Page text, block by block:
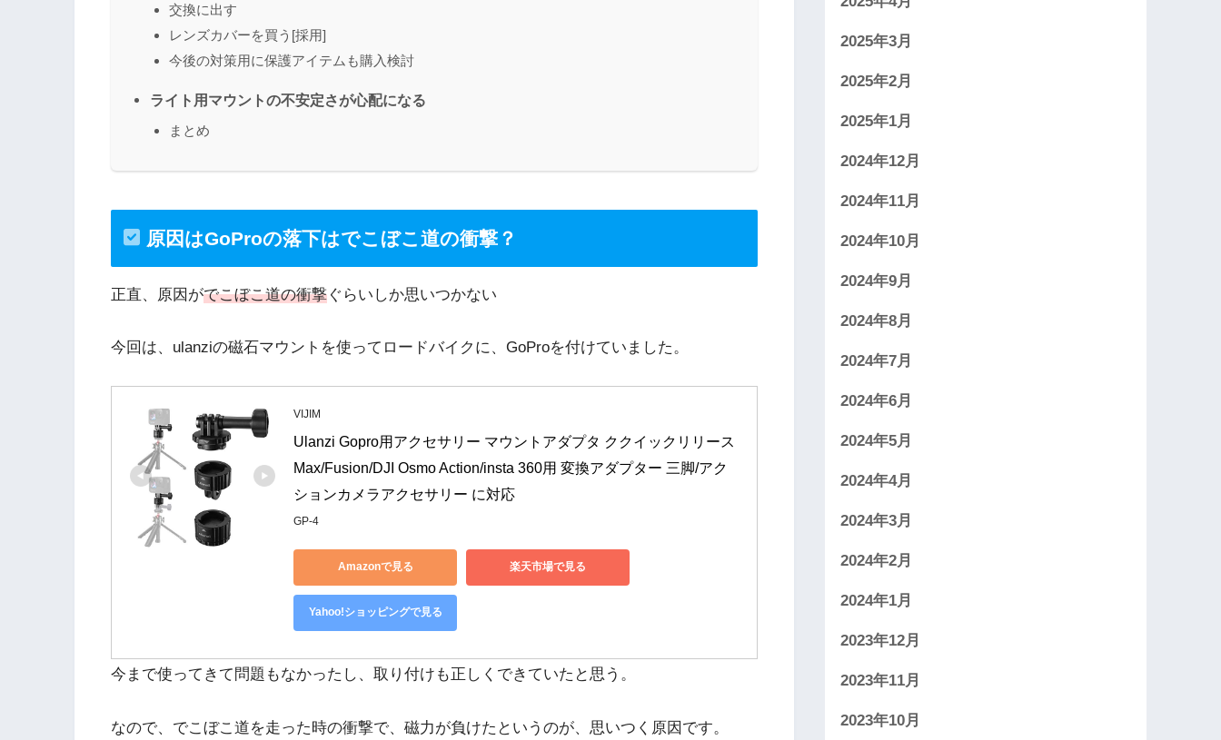
交換に出す
レンズカバーを買う[採用]
今後の対策用に保護アイテムも購入検討
ライト用マウントの不安定さが心配になる
まとめ
原因はGoProの落下はでこぼこ道の衝撃？
正直、原因がでこぼこ道の衝撃 ぐらいしか思いつかない
今回は、ulanziの磁石マウントを使ってロードバイクに、GoProを付けていました。
VIJIM
Ulanzi Gopro用アクセサリー マウントアダプタ ククイックリリース
Max/Fusion/DJI Osmo Action/insta 360用 変換アダプター 三脚/アク
ションカメラアクセサリー に対応
GP-4
Amazonで見る 楽天市場で見る
Yahoo!ショッピングで見る
今まで使ってきて問題もなかったし、取り付けも正しくできていたと思う。
なので、でこぼこ道を走った時の衝撃で、磁力が負けたというのが、思いつく原因です。
2025年3月
2025年2月
2025年1月
2024年12月
2024年11月
2024年10月
2024年9月
2024年8月
2024年7月
2024年6月
2024年5月
2024年4月
2024年3月
2024年2月
2024年1月
2023年12月
2023年11月
2023年10月